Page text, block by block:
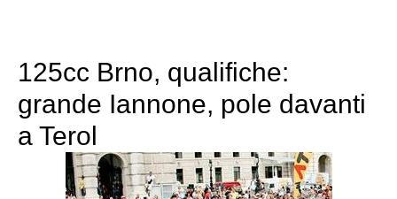
125cc Brno, qualifiche:
grande Iannone, pole davanti
a Terol